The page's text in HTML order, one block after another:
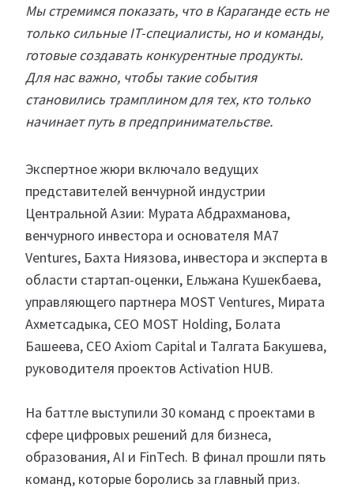
Мы стремимся показать, что в Караганде есть не
только сильные IT-специалисты, но и команды,
готовые создавать конкурентные продукты.
Для нас важно, чтобы такие события
становились трамплином для тех, кто только
начинает путь в предпринимательстве.
Экспертное жюри включало ведущих
представителей венчурной индустрии
Центральной Азии: Мурата Абдрахманова,
венчурного инвестора и основателя MA7
Ventures, Бахта Ниязова, инвестора и эксперта в
области стартап-оценки, Ельжана Кушекбаева,
управляющего партнера MOST Ventures, Мирата
Ахметсадыка, CEO MOST Holding, Болата
Башеева, СЕО Axiom Capital и Талгата Бакушева,
руководителя проектов Activation HUB.
На баттле выступили 30 команд с проектами в
сфере цифровых решений для бизнеса,
образования, AI и FinTech. В финал прошли пять
команд, которые боролись за главный приз.